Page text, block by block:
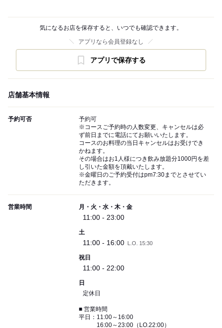
気になるお店を保存すると、いつでも確認できます。
アプリなら会員登録なし
アプリで保存する
店舗基本情報
予約可否
予約可
※コースご予約時の人数変更、キャンセルは必
ず前日までに電話にてお願いいたします。
コースのお料理の当日キャンセルはお受けでき
かねます。
その場合はお1人様につき飲み放題分1000円を差
し引いた金額を頂戴いたします。
※金曜日のご予約受付はpm7:30までとさせてい
ただきます。
営業時間 月・火・水・木・金
11:00 - 23:00
土
11:00 - 16:00 L.O. 15:30
祝日
11:00 - 22:00
日
定休日
■ 営業時間
平日：11:00～16:00
16:00～23:00（LO.22:00）